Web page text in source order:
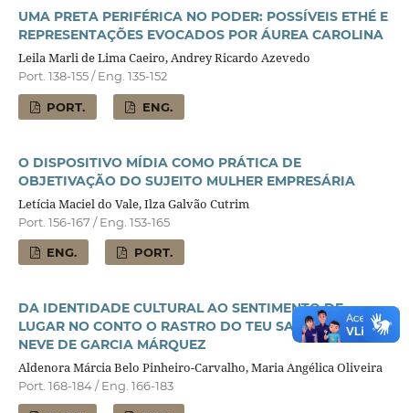
UMA PRETA PERIFÉRICA NO PODER: POSSÍVEIS ETHÉ E
REPRESENTAÇÕES EVOCADOS POR ÁUREA CAROLINA
Leila Marli de Lima Caeiro, Andrey Ricardo Azevedo
Port. 138-155 / Eng. 135-152
PORT. ENG.
O DISPOSITIVO MÍDIA COMO PRÁTICA DE
OBJETIVAÇÃO DO SUJEITO MULHER EMPRESÁRIA
Letícia Maciel do Vale, Ilza Galvão Cutrim
Port. 156-167 / Eng. 153-165
ENG. PORT.
DA IDENTIDADE CULTURAL AO SENTIMENTO DE
LUGAR NO CONTO O RASTRO DO TEU SANGUE NA
NEVE DE GARCIA MÁRQUEZ
Aldenora Márcia Belo Pinheiro-Carvalho, Maria Angélica Oliveira
Port. 168-184 / Eng. 166-183